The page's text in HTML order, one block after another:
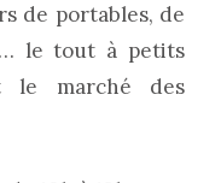
de portables, de
le tout à petits
le marché des